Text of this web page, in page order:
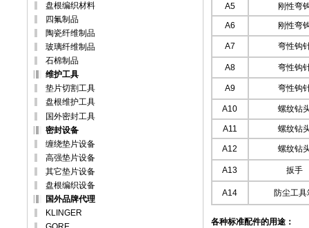
盘根编织材料
四氟制品
陶瓷纤维制品
玻璃纤维制品
石棉制品
维护工具
垫片切割工具
盘根维护工具
国外密封工具
密封设备
缠绕垫片设备
高强垫片设备
其它垫片设备
盘根编织设备
国外品牌代理
KLINGER
A5
刚性弯
A6
刚性弯
A7 弯性钩
A8 弯性钩
A9 弯性钩
A10 螺纹钻
A11 螺纹钻
A12 螺纹钻
A13 扳手
A14 防尘工具
各种标准配件的用途：